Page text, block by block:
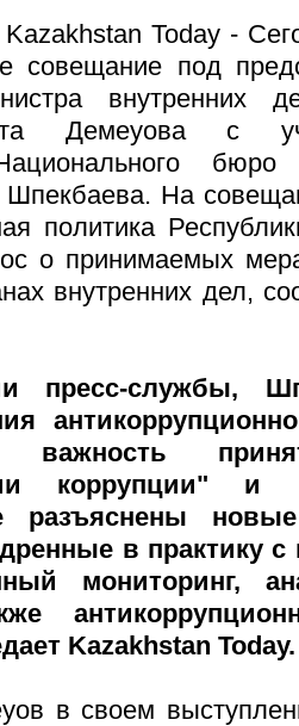
Today -
совещание под
внутренних
Демеуова с
Шпекбаева. На
политика
о принимаемых
внутренних дел,
пресс-службы,
важность
коррупции" и
разъяснены новые
в практику с
мониторинг,
Kazakhstan Today.
в своем